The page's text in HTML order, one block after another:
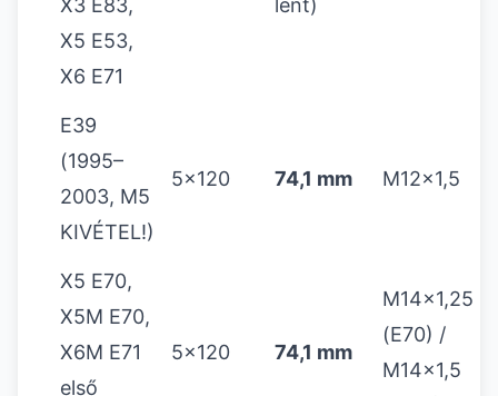
X3 E83,
X5 E53,
X6 E71
lent)
E39
(1995–
2003, M5
KIVÉTEL!)
5x120 74,1 mm M12x1,5
X5 E70,
X5M E70,
X6M E71
első
5x120 74,1 mm
M14x1,25
(E70) /
M14x1,5